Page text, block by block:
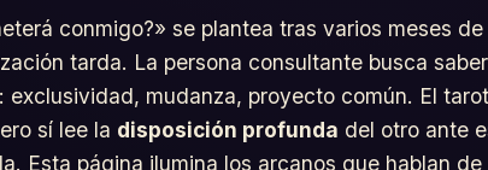
conmigo?» se plantea tras varios meses
tarda. La persona consultante busca
exclusividad, mudanza, proyecto común. El
sí lee la disposición profunda del otro ante
Esta página ilumina los arcanos que hablan